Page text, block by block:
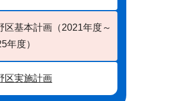
区基本計画（2021年度～
年度）
区実施計画